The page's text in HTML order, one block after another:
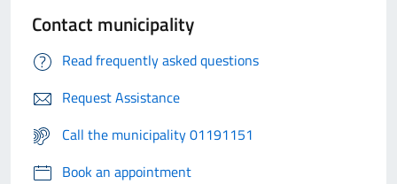
Contact municipality
Read frequently asked questions
Request Assistance
Call the municipality 01191151
Book an appointment